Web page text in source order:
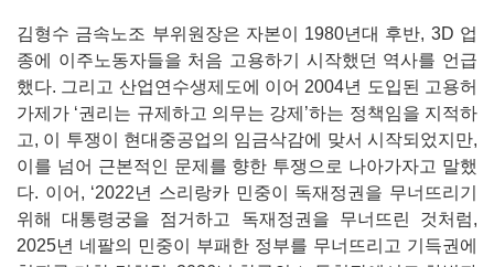
김형수 금속노조 부위원장은 자본이 1980년대 후반, 3D 업
종에 이주노동자들을 처음 고용하기 시작했던 역사를 언급
했다. 그리고 산업연수생제도에 이어 2004년 도입된 고용허
가제가 ‘권리는 규제하고 의무는 강제’하는 정책임을 지적하
고, 이 투쟁이 현대중공업의 임금삭감에 맞서 시작되었지만,
이를 넘어 근본적인 문제를 향한 투쟁으로 나아가자고 말했
다. 이어, ‘2022년 스리랑카 민중이 독재정권을 무너뜨리기
위해 대통령궁을 점거하고 독재정권을 무너뜨린 것처럼,
2025년 네팔의 민중이 부패한 정부를 무너뜨리고 기득권에